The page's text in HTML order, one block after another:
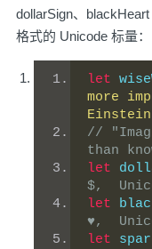
dollarSign、
格式的 Unicode 标量：
let
more
//
than
let
$,
let
♥,
let